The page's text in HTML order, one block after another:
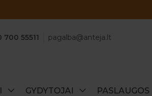
Atraskite specialius
700 55511 pagalba@anteja.lt
GYDYTOJAI PASLAUGOS